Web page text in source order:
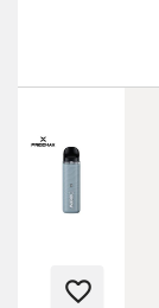
favorite_border